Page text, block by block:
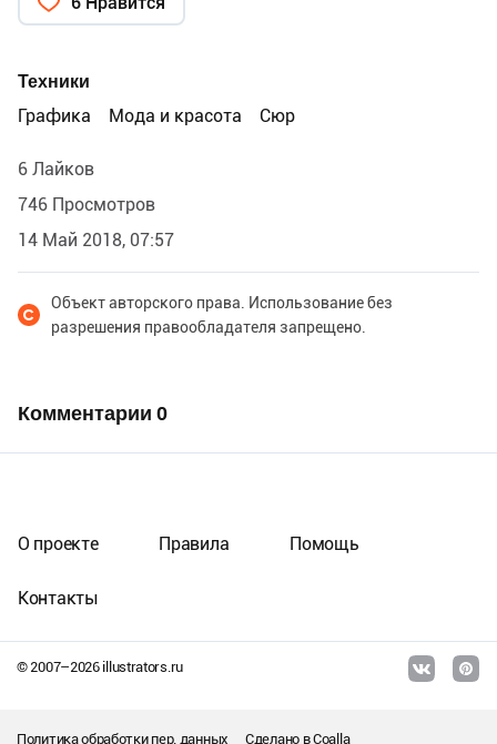
Техники
Графика
Мода и красота Сюр
6 Лайков
746 Просмотров
14 Май 2018, 07:57
Объект авторского права. Использование без
разрешения правообладателя запрещено.
Комментарии 0
© 2007–2026illustrators.ru
О проекте Правила Помощь
Контакты
Политика обработки пер. данных Сделано вCoalla